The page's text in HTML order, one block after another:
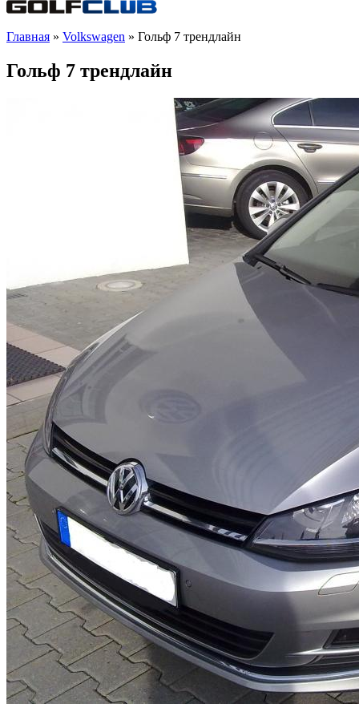
Главная » Volkswagen » Гольф 7 трендлайн
Гольф 7 трендлайн